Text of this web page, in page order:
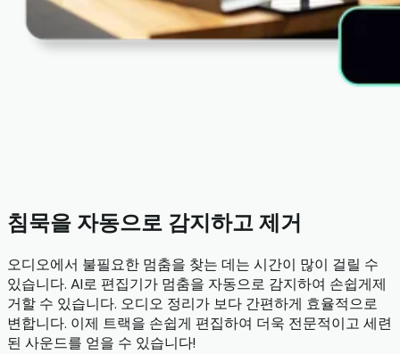
침묵을 자동으로 감지하고 제거
오디오에서 불필요한 멈춤을 찾는 데는 시간이 많이 걸릴 수
있습니다. AI로 편집기가 멈춤을 자동으로 감지하여 손쉽게제
거할 수 있습니다. 오디오 정리가 보다 간편하게 효율적으로
변합니다. 이제 트랙을 손쉽게 편집하여 더욱 전문적이고 세련
된 사운드를 얻을 수 있습니다!